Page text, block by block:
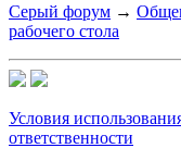
Серый форум →
рабочего стола
Условия
ответственности